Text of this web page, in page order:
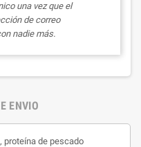
una vez que el
de correo
nadie más.
ENVIO
proteína de pescado